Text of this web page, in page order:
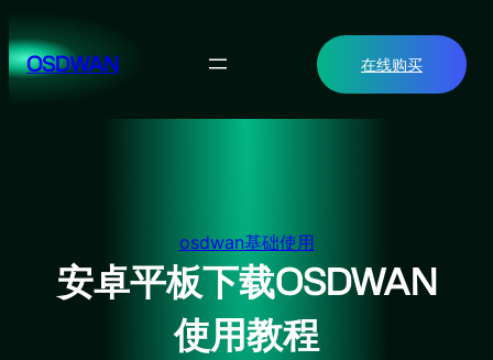
至
内OSDWAN 在线购买
osdwan基础使用
安卓平板下载OSDWAN
使用教程